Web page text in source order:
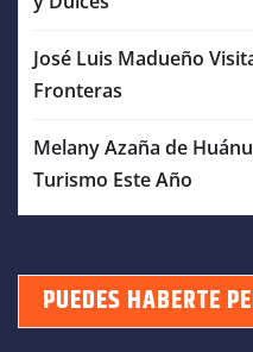
José Luis Madueño
Fronteras
Melany Azaña de
Turismo Este Año
PUEDES HABERTE